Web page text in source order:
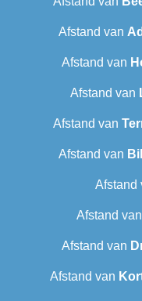
Afstand van
Afstand van
Afstand van
Afstand van
Afstand van
Afstand
Afstand van
Afstand van
Afstand van